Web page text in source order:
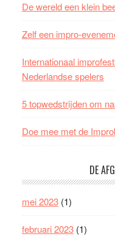
De wereld een klein
Zelf een impro-
Internationaal
Nederlandse spelers
5 topwedstrijden om
Doe mee met de
DE
mei 2023(1)
februari 2023(1)